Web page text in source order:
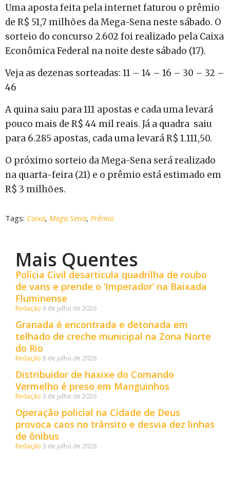
Uma aposta feita pela internet faturou o prêmio
de R$ 51,7 milhões da Mega-Sena neste sábado. O
sorteio do concurso 2.602 foi realizado pela Caixa
Econômica Federal na noite deste sábado (17).
Veja as dezenas sorteadas: 11 – 14 – 16 – 30 – 32 –
46
A quina saiu para 111 apostas e cada uma levará
pouco mais de R$ 44 mil reais. Já a quadra saiu
para 6.285 apostas, cada uma levará R$ 1.111,50.
O próximo sorteio da Mega-Sena será realizado
na quarta-feira (21) e o prêmio está estimado em
R$ 3 milhões.
Tags: Caixa, Mega Sena, Prêmio
Mais Quentes
Polícia Civil desarticula quadrilha de roubo
de vans e prende o ‘Imperador’ na Baixada
Fluminense
Redação 6 de julho de 2026
Granada é encontrada e detonada em
telhado de creche municipal na Zona Norte
do Rio
Redação 6 de julho de 2026
Distribuidor de haxixe do Comando
Vermelho é preso em Manguinhos
Redação 3 de julho de 2026
Operação policial na Cidade de Deus
provoca caos no trânsito e desvia dez linhas
de ônibus
Redação 3 de julho de 2026